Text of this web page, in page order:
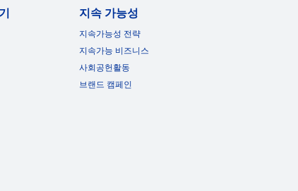
지속 가능성
지속가능성 전략
지속가능 비즈니스
사회공헌활동
브랜드 캠페인